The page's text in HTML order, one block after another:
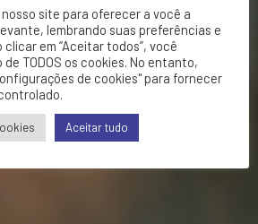
site para oferecer a você a
lembrando suas preferências e
em “Aceitar todos”, você
TODOS os cookies. No entanto,
de cookies" para fornecer
Aceitar tudo